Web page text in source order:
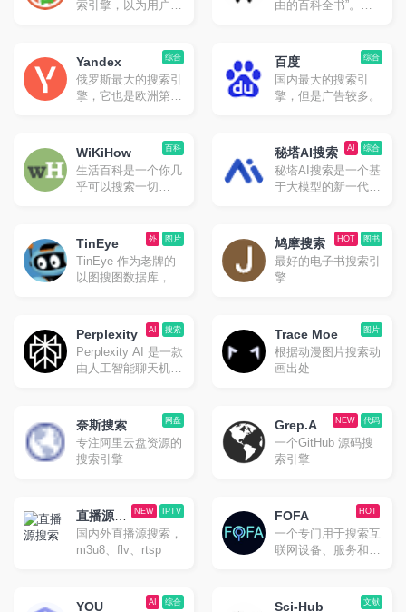
索引擎，以为用户提
答案、更少的混乱和
真正的隐私的卓越搜
索体验。在默认情况
下，不会跟踪你的搜
踪你。
由的百科全书”。虽
实用。
综合
Yandex
俄罗斯最大的搜索引
擎，它也是欧洲第二
文结果可能不太准
确。无广告。
综合
百度
国内最大的搜索引
擎，但是广告较多。
百科
WiKiHow
生活百科是一个你几
乎可以搜索一切
香」这样的日常问
题，还是「如何找到
人生的意义」这样的
哲学问题。如果不会
在上面搜一搜往往就
会有惊喜。甚至当作
茶余饭后随便网上冲
综合
AI
秘塔AI搜索
秘塔AI搜索是一个基
于大模型的新一代智
无广告、高质量的搜
索结果，让用户快速
直达所需信息
图片
外
TinEye
TinEye 作为老牌的
以图搜图数据库，如
高分辨率的图片，使
用起来感觉还是相当
靠谱的。
图书
HOT
鸠摩搜索
最好的电子书搜索引
擎
搜索
AI
Perplexity
Perplexity AI 是一款
由人工智能聊天机器
自然语言预测文字回
答查询。类似国内的
秘塔搜
图片
Trace Moe
根据动漫图片搜索动
画出处
网盘
奈斯搜索
专注阿里云盘资源的
搜索引擎
代码
NEW
Grep.Ap
p
一个GitHub 源码搜
索引擎
IPTV
NEW
直播源搜
索
国内外直播源搜索，
m3u8、flv、rtsp
HOT
FOFA
一个专门用于搜索互
联网设备、服务和网
综合
AI
YOU 文献
Sci-Hub